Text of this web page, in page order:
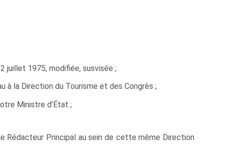
juillet 1975, modifiée, susvisée ;
à la Direction du Tourisme et des Congrès ;
Ministre d’État ;
Rédacteur Principal au sein de cette même Direction